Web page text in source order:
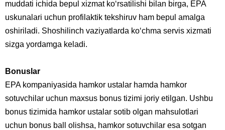
muddati ichida bepul xizmat ko‘rsatilishi bilan birga, EPA
uskunalari uchun profilaktik tekshiruv ham bepul amalga
oshiriladi. Shoshilinch vaziyatlarda ko‘chma servis xizmati
sizga yordamga keladi.
Bonuslar
EPA kompaniyasida hamkor ustalar hamda hamkor
sotuvchilar uchun maxsus bonus tizimi joriy etilgan. Ushbu
bonus tizimida hamkor ustalar sotib olgan mahsulotlari
uchun bonus ball olishsa, hamkor sotuvchilar esa sotgan